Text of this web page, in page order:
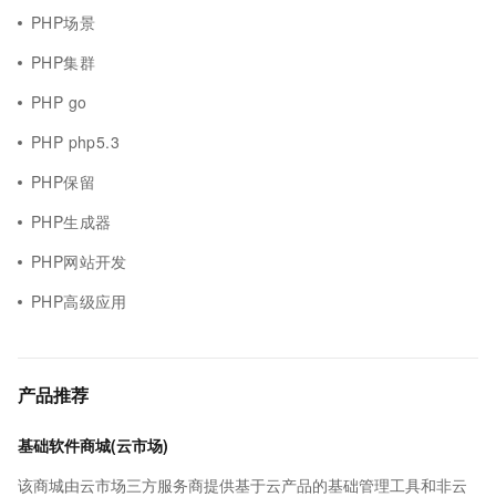
PHP场景
PHP集群
PHP go
PHP php5.3
PHP保留
PHP生成器
PHP网站开发
PHP高级应用
产品推荐
基础软件商城(云市场)
该商城由云市场三方服务商提供基于云产品的基础管理工具和非云